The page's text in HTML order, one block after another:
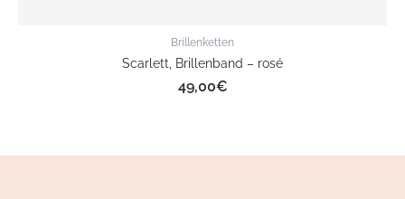
Brillenketten
Scarlett, Brillenband – rosé
49,00€